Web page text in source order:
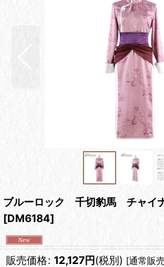
ブルーロック 千切豹馬 チャイ
[DM6184]
販売価格: 12,127円(税別) [通常販